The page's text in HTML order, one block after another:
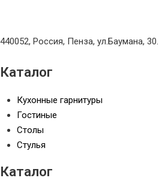
440052, Россия, Пенза, ул.Баумана, 30.
Каталог
Кухонные гарнитуры
Гостиные
Столы
Стулья
Каталог